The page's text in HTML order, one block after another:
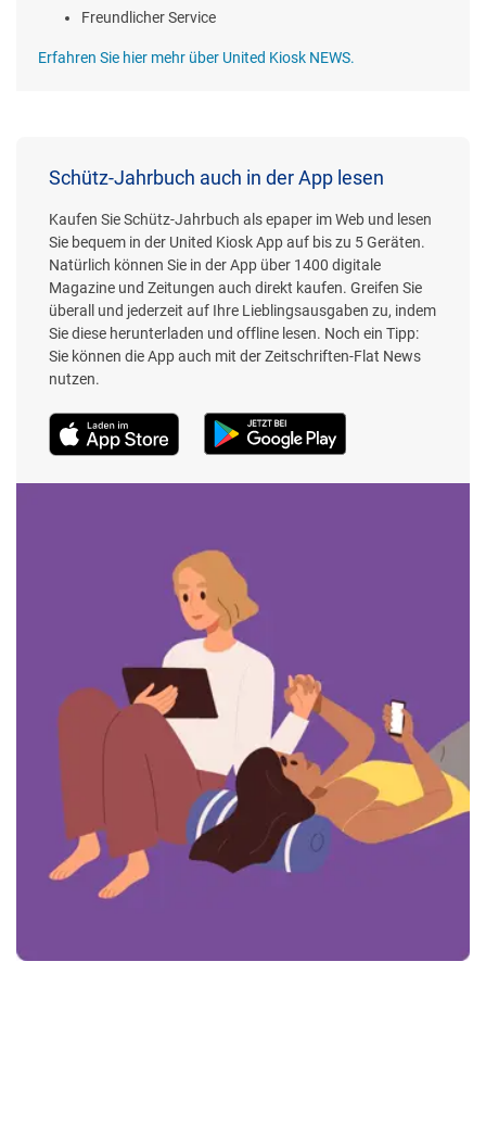
Freundlicher Service
Erfahren Sie hier mehr über United Kiosk NEWS.
Schütz-Jahrbuch auch in der App lesen
Kaufen Sie Schütz-Jahrbuch als epaper im Web und lesen
Sie bequem in der United Kiosk App auf bis zu 5 Geräten.
Natürlich können Sie in der App über 1400 digitale
Magazine und Zeitungen auch direkt kaufen. Greifen Sie
überall und jederzeit auf Ihre Lieblingsausgaben zu, indem
Sie diese herunterladen und offline lesen. Noch ein Tipp:
Sie können die App auch mit der Zeitschriften-Flat News
nutzen.